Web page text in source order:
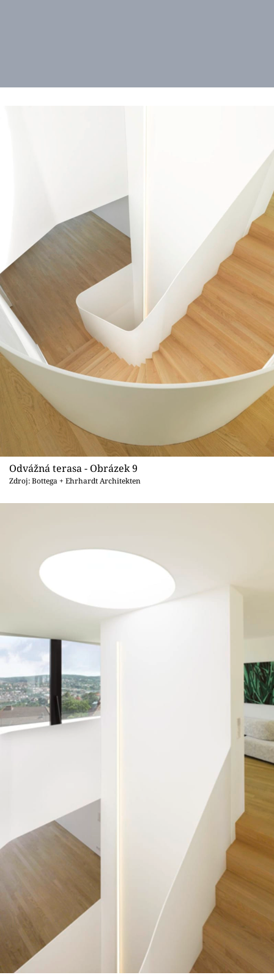
Odvážná terasa - Obrázek 9
Zdroj: Bottega + Ehrhardt Architekten